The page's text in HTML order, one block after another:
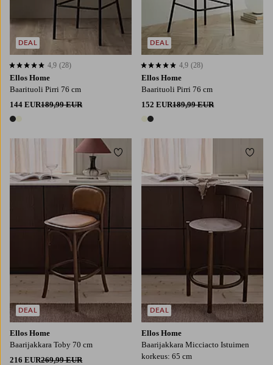
Ellos Home
Baarituoli Pirri 76 cm
144 EUR189,99 EUR
2 värejä
4,9 perustuen 28 arvosanaan
4,9 (28)
DEAL
Ellos Home
Baarituoli Pirri 76 cm
152 EUR189,99 EUR
2 värejä
4,9 perustuen 28 arvosanaan
4,9 (28)
DEAL
Ellos Home
Baarijakkara Toby 70 cm
216 EUR269,99 EUR
DEAL
Lisää suosikkeihin
Ellos Home
Baarijakkara Micciacto Istuimen
korkeus: 65 cm
DEAL